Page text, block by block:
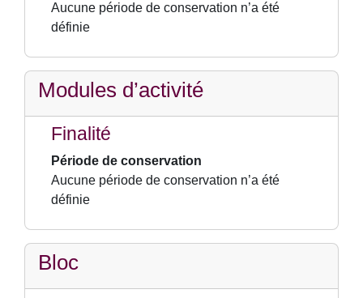
Aucune période de conservation n’a été
définie
Modules d’activité
Finalité
Période de conservation
Aucune période de conservation n’a été
définie
Bloc